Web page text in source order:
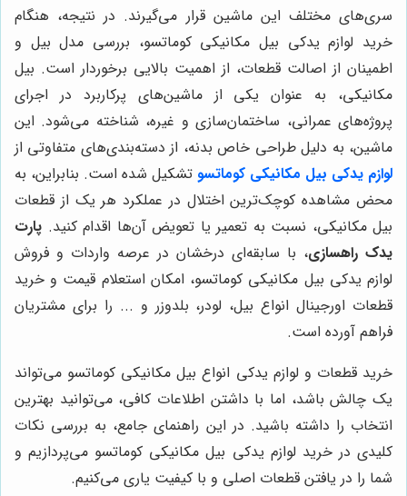
سری‌های مختلف این ماشین قرار می‌گیرند. در نتیجه، هنگام
خرید لوازم یدکی بیل مکانیکی کوماتسو، بررسی مدل بیل و
اطمینان از اصالت قطعات، از اهمیت بالایی برخوردار است. بیل
مکانیکی، به عنوان یکی از ماشین‌های پرکاربرد در اجرای
پروژه‌های عمرانی، ساختمان‌سازی و غیره، شناخته می‌شود. این
ماشین، به دلیل طراحی خاص بدنه، از دسته‌بندی‌های متفاوتی از
لوازم یدکی بیل مکانیکی کوماتسو تشکیل شده است. بنابراین، به
محض مشاهده کوچک‌ترین اختلال در عملکرد هر یک از قطعات
بیل مکانیکی، نسبت به تعمیر یا تعویض آن‌ها اقدام کنید. پارت
یدک راهسازی، با سابقه‌ای درخشان در عرصه واردات و فروش
لوازم یدکی بیل مکانیکی کوماتسو، امکان استعلام قیمت و خرید
قطعات اورجینال انواع بیل، لودر، بلدوزر و ... را برای مشتریان
فراهم آورده است.
خرید قطعات و لوازم یدکی انواع بیل مکانیکی کوماتسو می‌تواند
یک چالش باشد، اما با داشتن اطلاعات کافی، می‌توانید بهترین
انتخاب را داشته باشید. در این راهنمای جامع، به بررسی نکات
کلیدی در خرید لوازم یدکی بیل مکانیکی کوماتسو می‌پردازیم و
شما را در یافتن قطعات اصلی و با کیفیت یاری می‌کنیم.